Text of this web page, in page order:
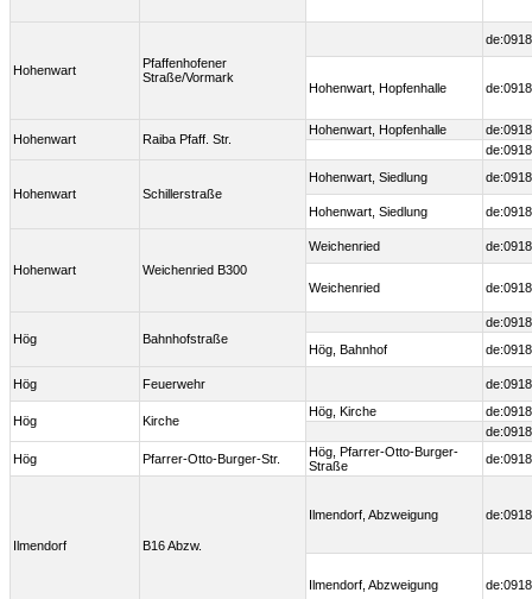
Hohenwart
Pfaffenhofener
Straße/Vormark
Hohenwart, Hopfenhalle
Hohenwart Raiba Pfaff. Str.
Hohenwart, Hopfenhalle
Hohenwart Schillerstraße
Hohenwart, Siedlung
Hohenwart, Siedlung
Hohenwart Weichenried B300
Weichenried
Weichenried
Hög Bahnhofstraße
Hög, Bahnhof
Hög Feuerwehr
Hög Kirche
Hög, Kirche
Hög
Pfarrer-Otto-Burger-Str.
Hög, Pfarrer-Otto-Burger-
Straße
Ilmendorf B16 Abzw.
Ilmendorf, Abzweigung
Ilmendorf, Abzweigung